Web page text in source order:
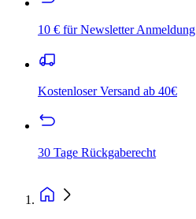
10 € für Newsletter Anmeldung
Kostenloser Versand ab 40€
30 Tage Rückgaberecht